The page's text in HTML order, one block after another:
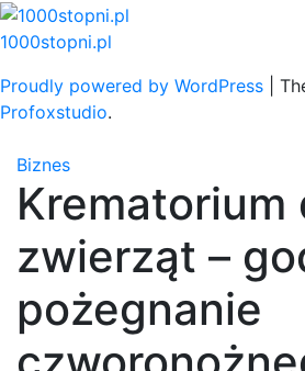
Skip
to
1000stopni.pl
Proudly powered by WordPress
Profoxstudio.
Biznes
Krematorium
zwierząt –
pożegnanie